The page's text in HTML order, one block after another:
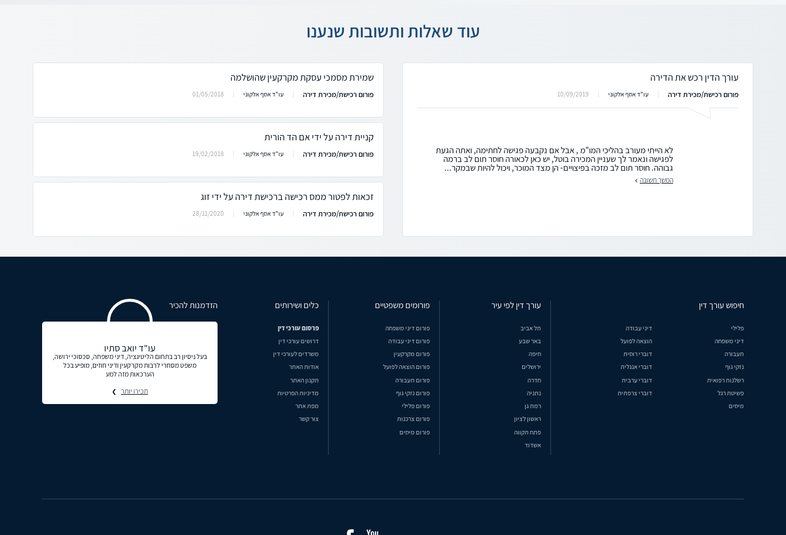
עוד שאלות ותשובות שנענו
עורך הדין רכש את הדירה
פורום רכישת/מכירת דירה עו"ד אסף אלקוני 10/09/2019
לא הייתי מעורב בהליכי המו"מ , אבל אם נקבעה פגישה לחתימה, ואתה הגעת
לפגישה ונאמר לך שעניין המכירה בוטל, יש כאן לכאורה חוסר תום לב ברמה
גבוהה. חוסר תום לב מזכה בפיצויים- הן מצד המוכר, ויכול להיות שבמקר...
המשך תשובה
שמירת מסמכי עסקת מקרקעין שהושלמה
פורום רכישת/מכירת דירה עו"ד אסף אלקוני 01/05/2018
קניית דירה על ידי אם הד הורית
פורום רכישת/מכירת דירה עו"ד אסף אלקוני 19/02/2018
זכאות לפטור ממס רכישה ברכישת דירה על ידי זוג
פורום רכישת/מכירת דירה עו"ד אסף אלקוני 28/11/2020
חיפוש עורך דין
פלילי
דיני עבודה
דיני משפחה
הוצאה לפועל
תעבורה
דוברי רוסית
נזקי גוף
דוברי אנגלית
רשלנות רפואית
דוברי ערבית
פשיטת רגל
דוברי צרפתית
מיסים
עורך דין לפי עיר
תל אביב
באר שבע
חיפה
ירושלים
חדרה
נתניה
רמת גן
ראשון לציון
פתח תקווה
אשדוד
פורומים משפטיים
פורום דיני משפחה
פורום דיני עבודה
פורום מקרקעין
פורום הוצאה לפועל
פורום תעבורה
פורום נזקי גוף
פורום פלילי
פורום צרכנות
פורום מיסים
כלים ושירותים
פרסום עורכי דין
דרושים עורכי דין
משרדים לעורכי דין
אודות האתר
תקנון האתר
מדיניות הפרטיות
מפת אתר
צור קשר
הזדמנות להכיר
עו"ד יואב סתיו
בעל ניסיון רב בתחום הליטיגציה, דיני משפחה, סכסוכי ירושה,
משפט מסחרי לרבות מקרקעין ודיני חוזים, מופיע בכל
הערכאות מזה למע
תכירו יותר